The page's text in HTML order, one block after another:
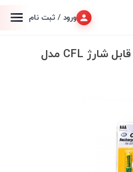
ورود / ثبت نام
باتری نیم قلمی قابل شارژ CFL مدل